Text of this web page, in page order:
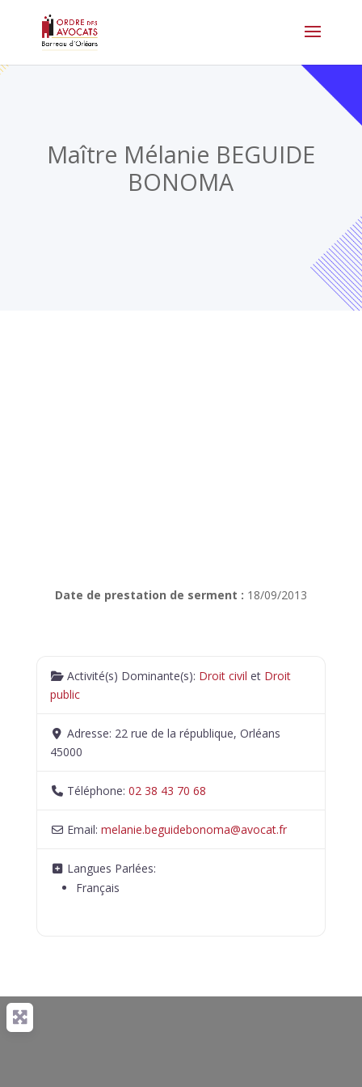
Maître Mélanie BEGUIDE
BONOMA
Date de prestation de serment : 18/09/2013
Activité(s) Dominante(s): Droit civil et Droit
public
Adresse: 22 rue de la république, Orléans
45000
Téléphone:02 38 43 70 68
Email:melanie.beguidebonoma@avocat.fr
Langues Parlées:
Français